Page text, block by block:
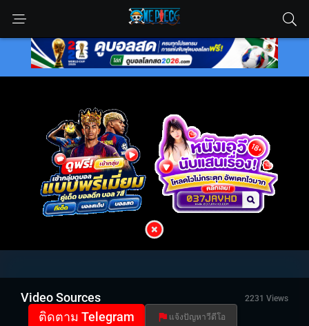
Video Sources 2231 Views
ติดตาม Telegram แจ้งปัญหาวีดีโอ